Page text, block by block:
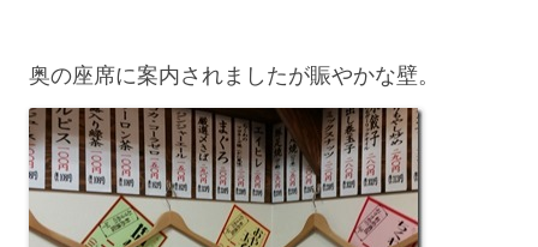
奥の座席に案内されましたが賑やかな壁。